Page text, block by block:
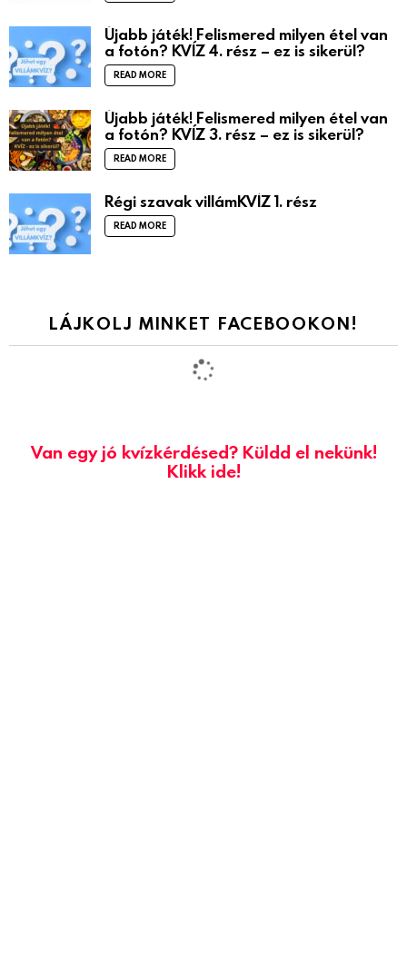
Újabb játék! Felismered milyen étel van
a fotón? KVÍZ 4. rész – ez is sikerül?
READ MORE
Újabb játék! Felismered milyen étel van
a fotón? KVÍZ 3. rész – ez is sikerül?
READ MORE
Régi szavak villámKVÍZ 1. rész
READ MORE
LÁJKOLJ MINKET FACEBOOKON!
Van egy jó kvízkérdésed? Küldd el nekünk!
Klikk ide!